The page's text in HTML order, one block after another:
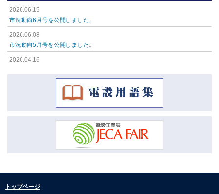
絶縁端子キャップ (2)
バスダクト類 (7)
キャブタイヤケーブル類(エコケーブル) (0)
2026.06.15
市況動向6月号を公開しました。
2026.06.08
市況動向5月号を公開しました。
2026.04.16
市況動向3月号を公開しました。
市況動向2月号を公開しました。
市況動向1月号を公開しました。
2026.01.08
トップページ